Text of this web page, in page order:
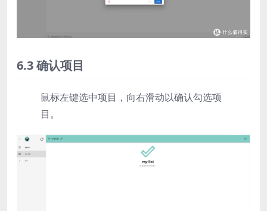
6.3 确认项目
鼠标左键选中项目，向右滑动以确认勾选项
目。